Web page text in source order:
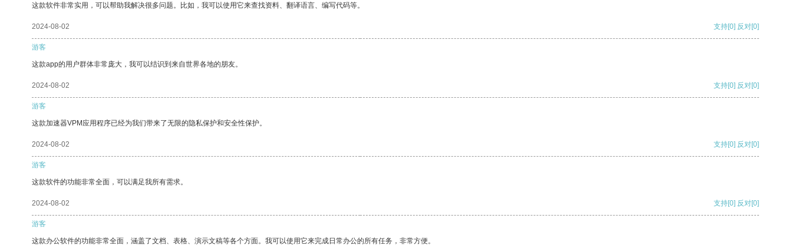
这款软件非常实用，可以帮助我解决很多问题。比如，我可以使用它来查找资料、翻译语言、编写代码等。
2024-08-02 支持[0] 反对[0]
游客
这款app的用户群体非常庞大，我可以结识到来自世界各地的朋友。
2024-08-02 支持[0] 反对[0]
游客
这款加速器VPM应用程序已经为我们带来了无限的隐私保护和安全性保护。
2024-08-02 支持[0] 反对[0]
游客
这款软件的功能非常全面，可以满足我所有需求。
2024-08-02 支持[0] 反对[0]
游客
这款办公软件的功能非常全面，涵盖了文档、表格、演示文稿等各个方面。我可以使用它来完成日常办公的所有任务，非常方便。